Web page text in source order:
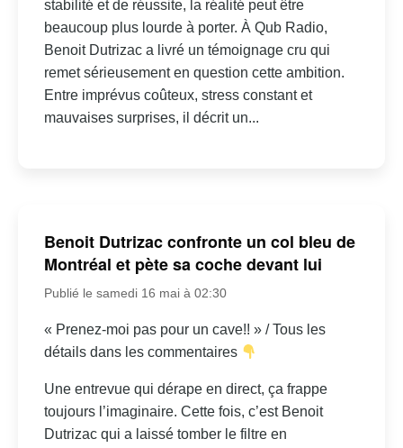
stabilité et de réussite, la réalité peut être
beaucoup plus lourde à porter. À Qub Radio,
Benoit Dutrizac a livré un témoignage cru qui
remet sérieusement en question cette ambition.
Entre imprévus coûteux, stress constant et
mauvaises surprises, il décrit un...
Benoit Dutrizac confronte un col bleu de
Montréal et pète sa coche devant lui
Publié le samedi 16 mai à 02:30
« Prenez-moi pas pour un cave!! » / Tous les
détails dans les commentaires
Une entrevue qui dérape en direct, ça frappe
toujours l’imaginaire. Cette fois, c’est Benoit
Dutrizac qui a laissé tomber le filtre en